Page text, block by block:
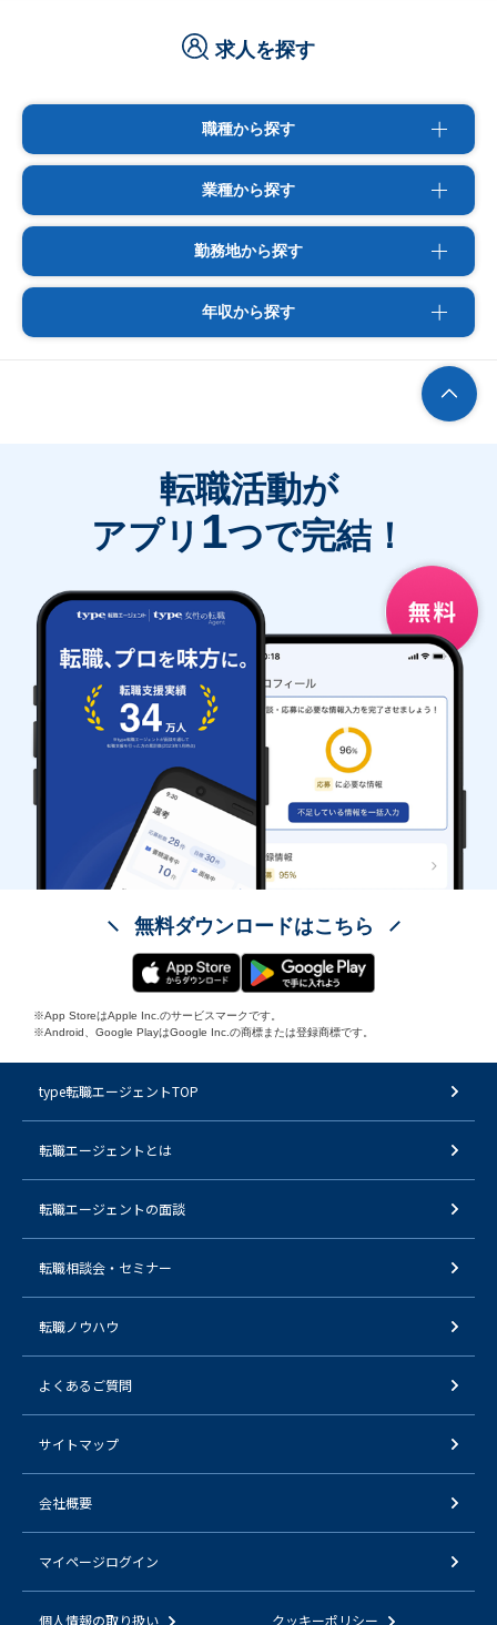
求人を探す
職種から探す
業種から探す
勤務地から探す
年収から探す
転職活動が
アプリ 1つで完結！
無料ダウンロードはこちら
※App StoreはApple Inc.のサービスマークです。
※Android、Google PlayはGoogle Inc.の商標または登録商標です。
type転職エージェントTOP
転職エージェントとは
転職エージェントの面談
転職相談会・セミナー
転職ノウハウ
よくあるご質問
サイトマップ
会社概要
マイページログイン
個人情報の取り扱い クッキーポリシー